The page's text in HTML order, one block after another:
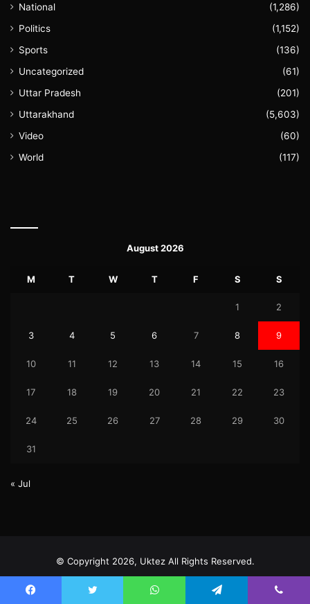
National
(1,286)
Politics
(1,152)
Sports
(136)
Uncategorized
(61)
Uttar Pradesh
(201)
Uttarakhand
(5,603)
Video
(60)
World
(117)
August 2026
M T W T F S S
1 2
3 4 5 6 7 8 9
10 11 12 13 14 15 16
17 18 19 20 21 22 23
24 25 26 27 28 29 30
31
« Jul
© Copyright 2026, Uktez All Rights Reserved.
FacebookTwitter YouTubeInstagram